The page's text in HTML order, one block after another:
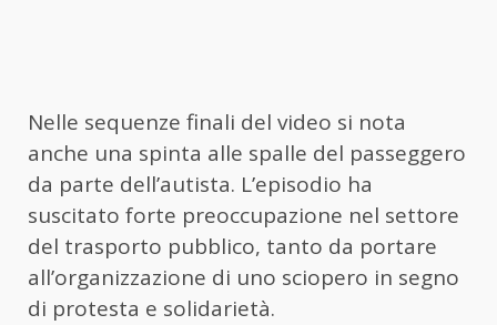
Nelle sequenze finali del video si nota
anche una spinta alle spalle del passeggero
da parte dell’autista. L’episodio ha
suscitato forte preoccupazione nel settore
del trasporto pubblico, tanto da portare
all’organizzazione di uno sciopero in segno
di protesta e solidarietà.